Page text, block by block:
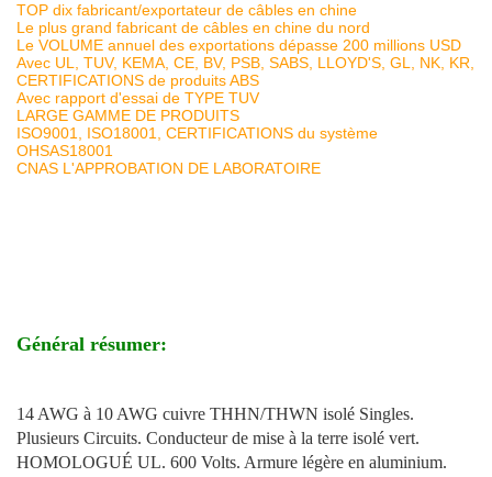
TOP dix fabricant/exportateur de câbles en chine
Le plus grand fabricant de câbles en chine du nord
Le VOLUME annuel des exportations dépasse 200 millions USD
Avec UL, TUV, KEMA, CE, BV, PSB, SABS, LLOYD'S, GL, NK, KR,
CERTIFICATIONS de produits ABS
Avec rapport d'essai de TYPE TUV
LARGE GAMME DE PRODUITS
ISO9001, ISO18001, CERTIFICATIONS du système
OHSAS18001
CNAS L'APPROBATION DE LABORATOIRE
Général résumer:
14 AWG à 10 AWG cuivre THHN/THWN isolé Singles.
Plusieurs Circuits. Conducteur de mise à la terre isolé vert.
HOMOLOGUÉ UL. 600 Volts. Armure légère en aluminium.